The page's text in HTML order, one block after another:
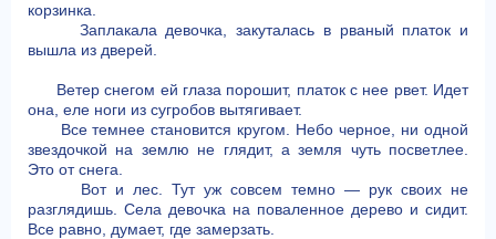
корзинка.
Заплакала девочка, закуталась в рваный платок и
вышла из дверей.
Ветер снегом ей глаза порошит, платок с нее рвет. Идет
она, еле ноги из сугробов вытягивает.
Все темнее становится кругом. Небо черное, ни одной
звездочкой на землю не глядит, а земля чуть посветлее.
Это от снега.
Вот и лес. Тут уж совсем темно — рук своих не
разглядишь. Села девочка на поваленное дерево и сидит.
Все равно, думает, где замерзать.